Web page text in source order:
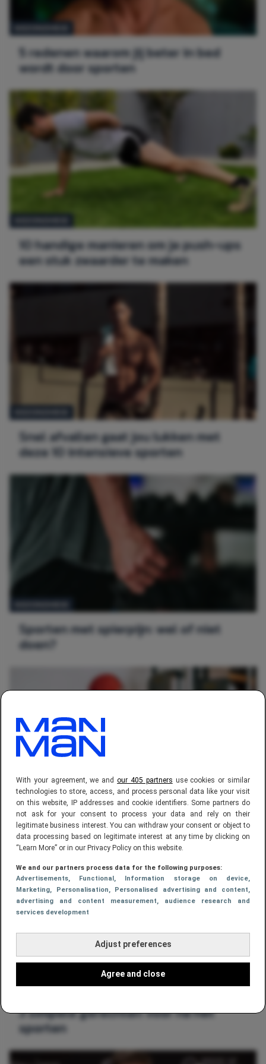
With your agreement, we andour 405 partners use cookies or similar
technologies to store, access, and process personal data like your visit
on this website, IP addresses and cookie identifiers. Some partners do
not ask for your consent to process your data and rely on their
legitimate business interest. You can withdraw your consent or object to
data processing based on legitimate interest at any time by clicking on
“Learn More” or in our Privacy Policy on this website.
We and our partners process data for the following purposes:
Advertisements, Functional, Information storage on device,
Marketing, Personalisation, Personalised advertising and content,
advertising and content measurement, audience research and
services development
Adjust preferences
Agree and close
5 redenen waarom jij beter in bed
wordt door sporten
10 handige manieren om je push-ups
een stuk zwaarder te maken
Snel afvallen gaat jou lukken met
deze 10 intensieve sporten
Sporten met spierpijn: wel of niet
doen?
GEZONDHEID
10 oefeningen die je met dumbbells
kan uitvoeren
GEZONDHEID
3 simpele gerechten voor na het
sporten